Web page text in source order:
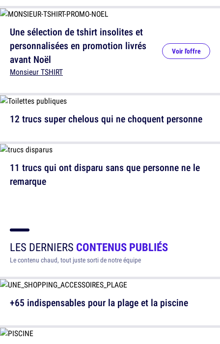
Une sélection de tshirt insolites et
personnalisées en promotion livrés
avant Noël
Monsieur TSHIRT
Voir l'offre
11 trucs qui ont disparu sans que personne ne le
remarque
12 trucs super chelous qui ne choquent personne
LES DERNIERS CONTENUS PUBLIÉS
Le contenu chaud, tout juste sorti de notre équipe
+65 indispensables pour la plage et la piscine